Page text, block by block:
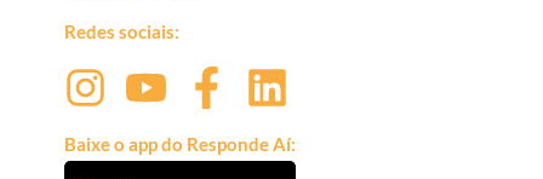
Redes sociais:
Baixe o app do Responde Aí: